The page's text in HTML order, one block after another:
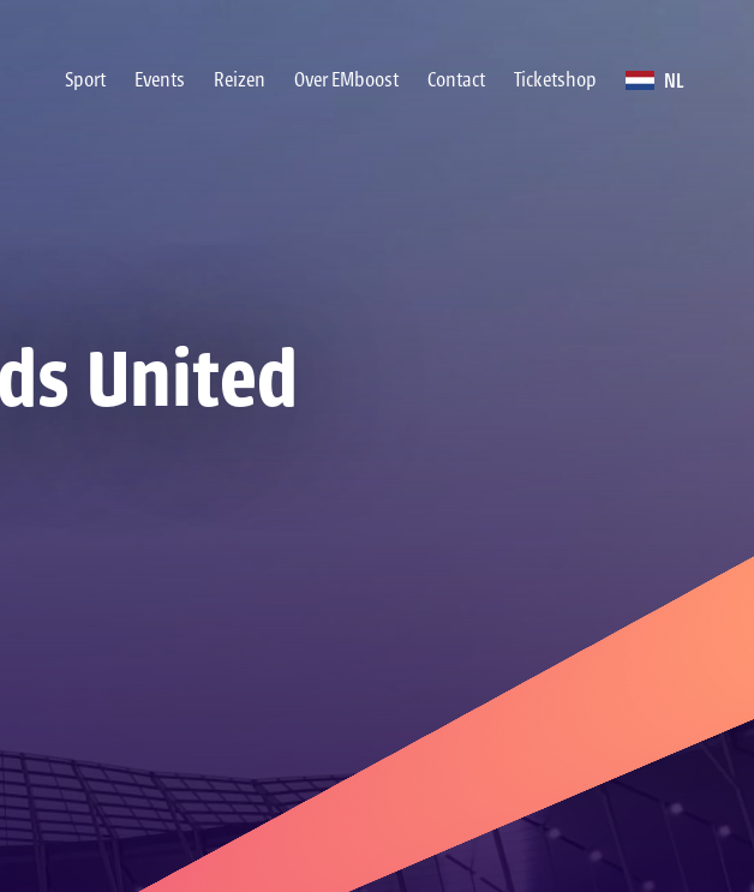
Sport Events Reizen Over EMboost Contact Ticketshop NL
United